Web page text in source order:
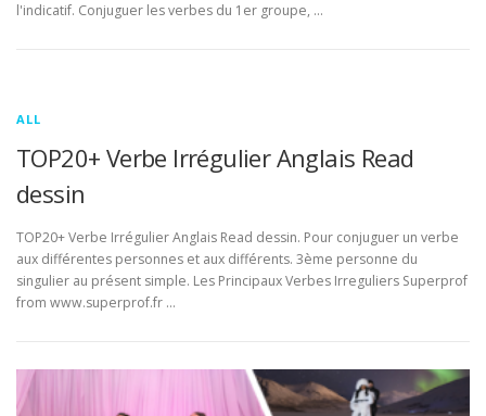
l'indicatif. Conjuguer les verbes du 1er groupe, …
ALL
TOP20+ Verbe Irrégulier Anglais Read
dessin
TOP20+ Verbe Irrégulier Anglais Read dessin. Pour conjuguer un verbe
aux différentes personnes et aux différents. 3ème personne du
singulier au présent simple. Les Principaux Verbes Irreguliers Superprof
from www.superprof.fr …